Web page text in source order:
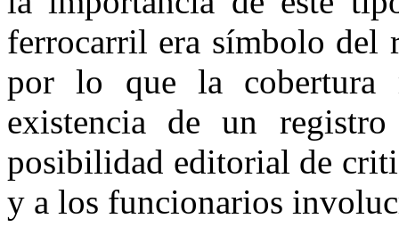
ferrocarril era símbolo del
por lo que la cobertura
existencia de un
posibilidad editorial de
y a los funcionarios